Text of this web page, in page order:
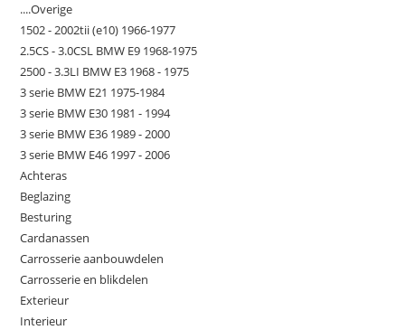
....Overige
1502 - 2002tii (e10) 1966-1977
2.5CS - 3.0CSL BMW E9 1968-1975
2500 - 3.3LI BMW E3 1968 - 1975
3 serie BMW E21 1975-1984
3 serie BMW E30 1981 - 1994
3 serie BMW E36 1989 - 2000
3 serie BMW E46 1997 - 2006
Achteras
Beglazing
Besturing
Cardanassen
Carrosserie aanbouwdelen
Carrosserie en blikdelen
Exterieur
Interieur